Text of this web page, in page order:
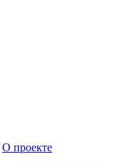
О проекте